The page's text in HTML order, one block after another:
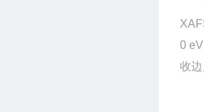
0
收